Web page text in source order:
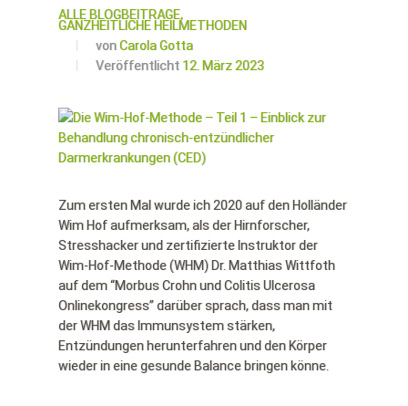
ALLE BLOGBEITRÄGE,
GANZHEITLICHE HEILMETHODEN
vonCarola Gotta
Veröffentlicht 12. März 2023
Zum ersten Mal wurde ich 2020 auf den Holländer
Wim Hof aufmerksam, als der Hirnforscher,
Stresshacker und zertifizierte Instruktor der
Wim-Hof-Methode (WHM) Dr. Matthias Wittfoth
auf dem “Morbus Crohn und Colitis Ulcerosa
Onlinekongress” darüber sprach, dass man mit
der WHM das Immunsystem stärken,
Entzündungen herunterfahren und den Körper
wieder in eine gesunde Balance bringen könne.